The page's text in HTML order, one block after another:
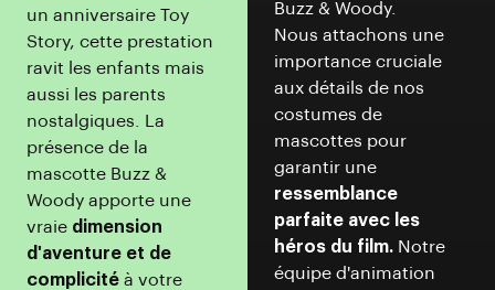
un anniversaire Toy
Story, cette prestation
ravit les enfants mais
aussi les parents
nostalgiques. La
présence de la
mascotte Buzz &
Woody apporte une
vraie dimension
d'aventure et de
complicité à votre
Buzz & Woody.
Nous attachons une
importance cruciale
aux détails de nos
costumes de
mascottes pour
garantir une
ressemblance
parfaite avec les
héros du film. Notre
équipe d'animation